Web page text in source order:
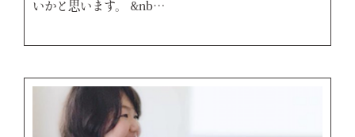
いかと思います。 &nb…